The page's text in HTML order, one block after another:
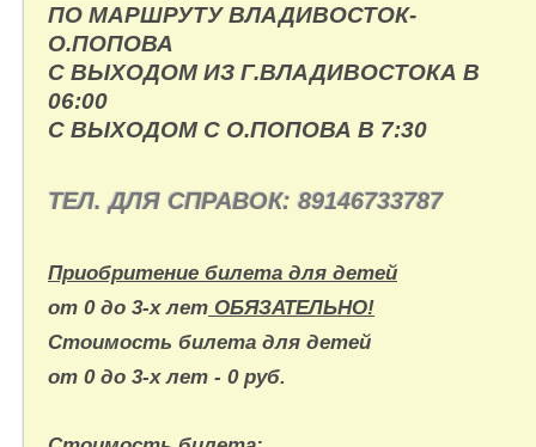
ПО МАРШРУТУ ВЛАДИВОСТОК-
О.ПОПОВА
С ВЫХОДОМ ИЗ Г.ВЛАДИВОСТОКА В
06:00
С ВЫХОДОМ С О.ПОПОВА В 7:30
ТЕЛ. ДЛЯ СПРАВОК: 89146733787
Приобритение билета для детей
от 0 до 3-х лет ОБЯЗАТЕЛЬНО!
Стоимость билета для детей
от 0 до 3-х лет - 0 руб.